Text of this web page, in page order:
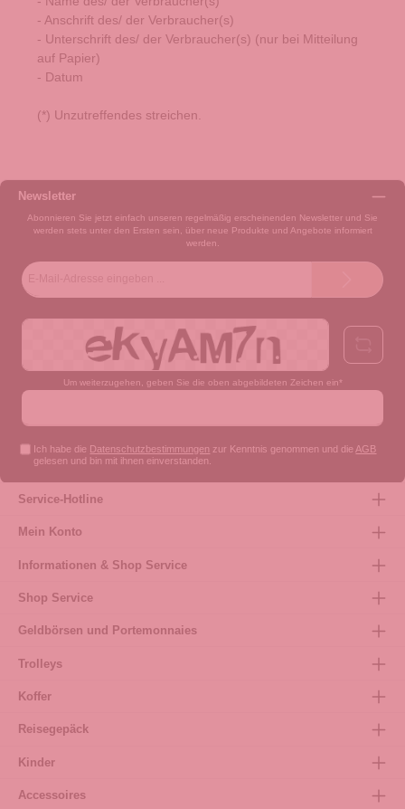
- Anschrift des/ der Verbraucher(s)
- Unterschrift des/ der Verbraucher(s) (nur bei Mitteilung
auf Papier)
- Datum
(*) Unzutreffendes streichen.
Newsletter
Abonnieren Sie jetzt einfach unseren regelmäßig erscheinenden Newsletter und Sie
werden stets unter den Ersten sein, über neue Produkte und Angebote informiert
werden.
Um weiterzugehen, geben Sie die oben abgebildeten Zeichen ein*
Ich habe die Datenschutzbestimmungen zur Kenntnis genommen und die AGB
gelesen und bin mit ihnen einverstanden.
Service-Hotline
Mein Konto
Informationen & Shop Service
Shop Service
Geldbörsen und Portemonnaies
Trolleys
Koffer
Reisegepäck
Kinder
Accessoires